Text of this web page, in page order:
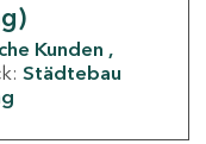
Kunden
Städtebau